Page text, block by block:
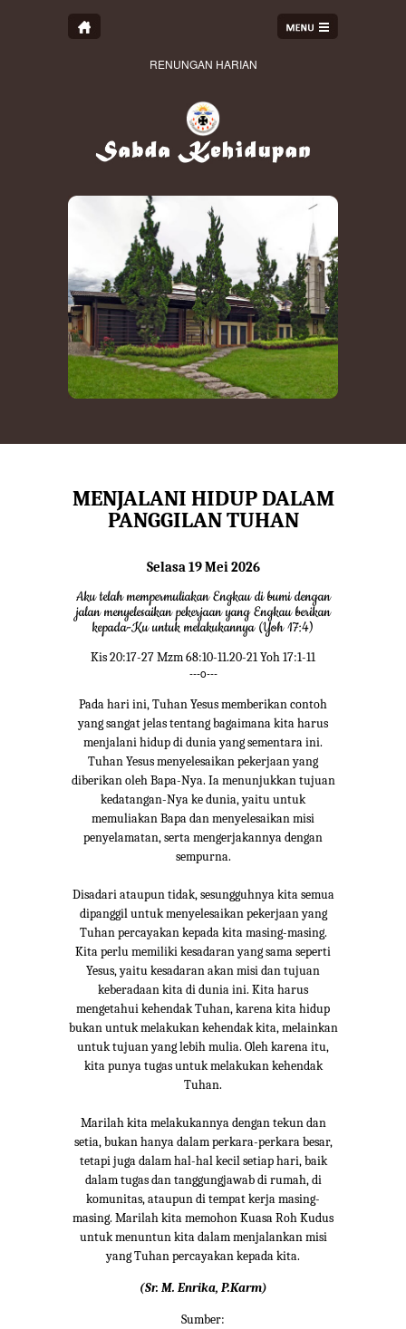
RENUNGAN HARIAN
MENJALANI HIDUP DALAM
PANGGILAN TUHAN
Selasa 19 Mei 2026
Aku telah mempermuliakan Engkau di bumi dengan
jalan menyelesaikan pekerjaan yang Engkau berikan
kepada-Ku untuk melakukannya (Yoh 17:4)
Kis 20:17-27 Mzm 68:10-11.20-21 Yoh 17:1-11
---o---
Pada hari ini, Tuhan Yesus memberikan contoh
yang sangat jelas tentang bagaimana kita harus
menjalani hidup di dunia yang sementara ini.
Tuhan Yesus menyelesaikan pekerjaan yang
diberikan oleh Bapa-Nya. Ia menunjukkan tujuan
kedatangan-Nya ke dunia, yaitu untuk
memuliakan Bapa dan menyelesaikan misi
penyelamatan, serta mengerjakannya dengan
sempurna.
Disadari ataupun tidak, sesungguhnya kita semua
dipanggil untuk menyelesaikan pekerjaan yang
Tuhan percayakan kepada kita masing-masing.
Kita perlu memiliki kesadaran yang sama seperti
Yesus, yaitu kesadaran akan misi dan tujuan
keberadaan kita di dunia ini. Kita harus
mengetahui kehendak Tuhan, karena kita hidup
bukan untuk melakukan kehendak kita, melainkan
untuk tujuan yang lebih mulia. Oleh karena itu,
kita punya tugas untuk melakukan kehendak
Tuhan.
Marilah kita melakukannya dengan tekun dan
setia, bukan hanya dalam perkara-perkara besar,
tetapi juga dalam hal-hal kecil setiap hari, baik
dalam tugas dan tanggungjawab di rumah, di
komunitas, ataupun di tempat kerja masing-
masing. Marilah kita memohon Kuasa Roh Kudus
untuk menuntun kita dalam menjalankan misi
yang Tuhan percayakan kepada kita.
(Sr. M. Enrika, P.Karm)
Sumber: